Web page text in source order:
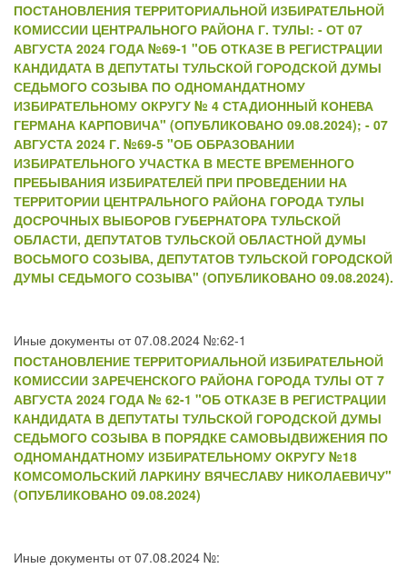
ПОСТАНОВЛЕНИЯ ТЕРРИТОРИАЛЬНОЙ ИЗБИРАТЕЛЬНОЙ
КОМИССИИ ЦЕНТРАЛЬНОГО РАЙОНА Г. ТУЛЫ: - ОТ 07
АВГУСТА 2024 ГОДА №69-1 "ОБ ОТКАЗЕ В РЕГИСТРАЦИИ
КАНДИДАТА В ДЕПУТАТЫ ТУЛЬСКОЙ ГОРОДСКОЙ ДУМЫ
СЕДЬМОГО СОЗЫВА ПО ОДНОМАНДАТНОМУ
ИЗБИРАТЕЛЬНОМУ ОКРУГУ № 4 СТАДИОННЫЙ КОНЕВА
ГЕРМАНА КАРПОВИЧА" (ОПУБЛИКОВАНО 09.08.2024); - 07
АВГУСТА 2024 Г. №69-5 "ОБ ОБРАЗОВАНИИ
ИЗБИРАТЕЛЬНОГО УЧАСТКА В МЕСТЕ ВРЕМЕННОГО
ПРЕБЫВАНИЯ ИЗБИРАТЕЛЕЙ ПРИ ПРОВЕДЕНИИ НА
ТЕРРИТОРИИ ЦЕНТРАЛЬНОГО РАЙОНА ГОРОДА ТУЛЫ
ДОСРОЧНЫХ ВЫБОРОВ ГУБЕРНАТОРА ТУЛЬСКОЙ
ОБЛАСТИ, ДЕПУТАТОВ ТУЛЬСКОЙ ОБЛАСТНОЙ ДУМЫ
ВОСЬМОГО СОЗЫВА, ДЕПУТАТОВ ТУЛЬСКОЙ ГОРОДСКОЙ
ДУМЫ СЕДЬМОГО СОЗЫВА" (ОПУБЛИКОВАНО 09.08.2024).
Иные документы от 07.08.2024 №:62-1
ПОСТАНОВЛЕНИЕ ТЕРРИТОРИАЛЬНОЙ ИЗБИРАТЕЛЬНОЙ
КОМИССИИ ЗАРЕЧЕНСКОГО РАЙОНА ГОРОДА ТУЛЫ ОТ 7
АВГУСТА 2024 ГОДА № 62-1 "ОБ ОТКАЗЕ В РЕГИСТРАЦИИ
КАНДИДАТА В ДЕПУТАТЫ ТУЛЬСКОЙ ГОРОДСКОЙ ДУМЫ
СЕДЬМОГО СОЗЫВА В ПОРЯДКЕ САМОВЫДВИЖЕНИЯ ПО
ОДНОМАНДАТНОМУ ИЗБИРАТЕЛЬНОМУ ОКРУГУ №18
КОМСОМОЛЬСКИЙ ЛАРКИНУ ВЯЧЕСЛАВУ НИКОЛАЕВИЧУ"
(ОПУБЛИКОВАНО 09.08.2024)
Иные документы от 07.08.2024 №: